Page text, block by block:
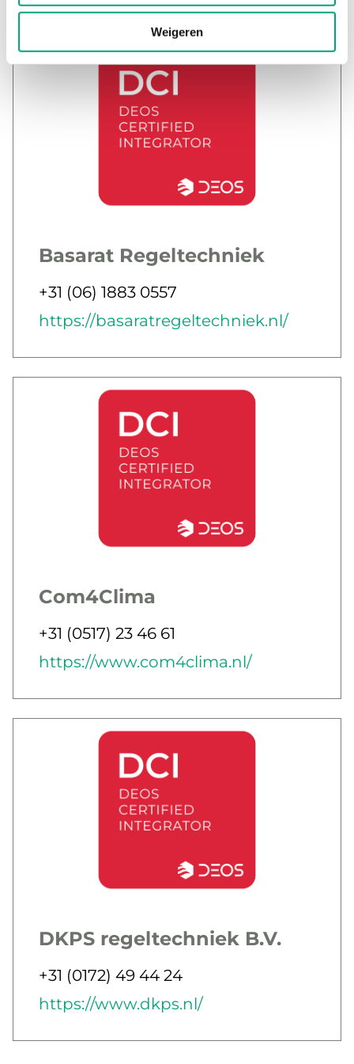
Weigeren
Basarat Regeltechniek
Jobbar som
Telefon
+31 (06) 1883 0557
E-post
Webb
https://basaratregeltechniek.nl/
Com4Clima
Jobbar som
Telefon
+31 (0517) 23 46 61
E-post
Webb
https://www.com4clima.nl/
DKPS regeltechniek B.V.
Jobbar som
Telefon
+31 (0172) 49 44 24
E-post
Webb
https://www.dkps.nl/